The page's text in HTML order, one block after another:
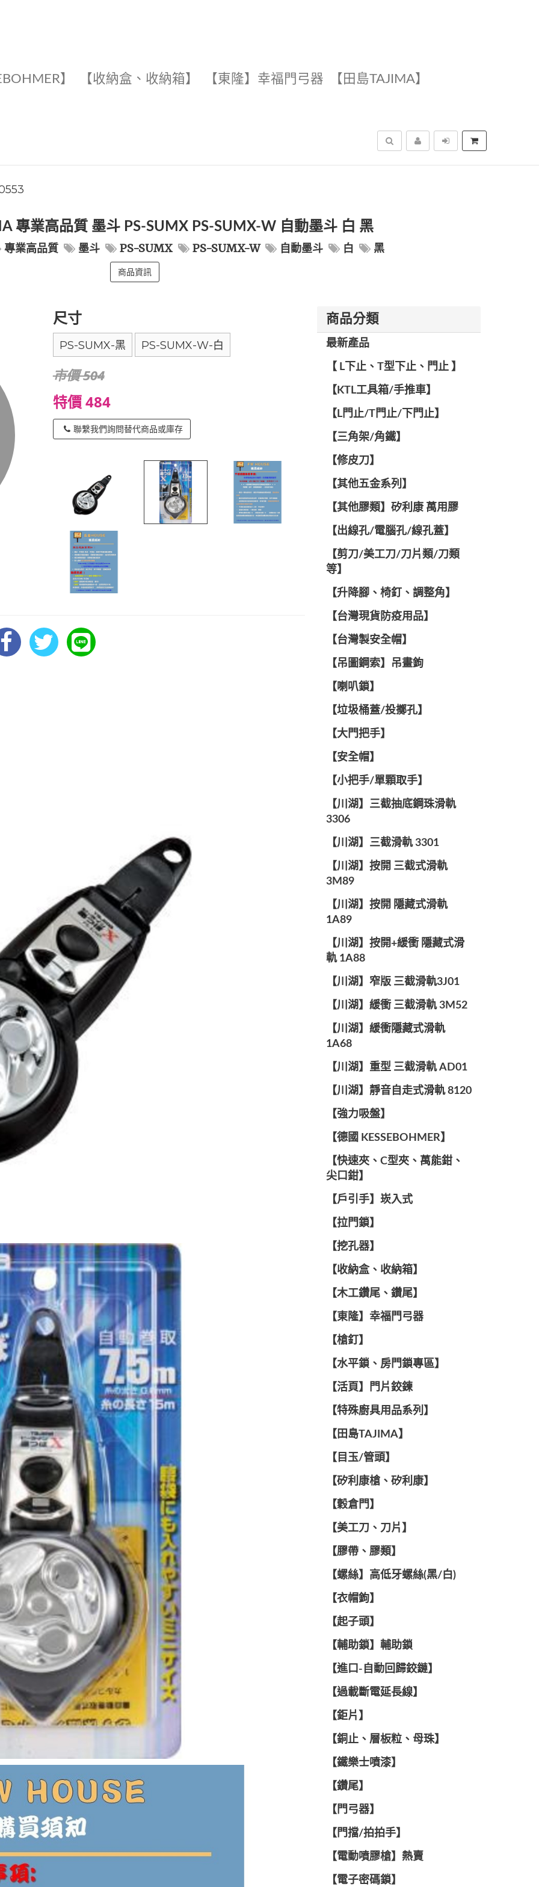
】 【收納盒、收納箱】 【東隆】幸福門弓器 【田島TAJIMA】
搜尋
專業高品質 墨斗 PS-SUMX PS-SUMX-W 自動墨斗 白 黑
專業高品質 墨斗 PS-SUMX PS-SUMX-W 自動墨斗 白 黑
商品資訊
尺寸
PS-SUMX-黑 PS-SUMX-W-白
市價 504
特價 484
聯繫我們詢問替代商品或庫存
商品分類
最新產品
【 L下止、T型下止、門止 】
【KTL工具箱/手推車】
【L門止/T門止/下門止】
【三角架/角鐵】
【修皮刀】
【其他五金系列】
【其他膠類】矽利康 萬用膠
【出線孔/電腦孔/線孔蓋】
【剪刀/美工刀/刀片類/刀類
等】
【升降腳、椅釘、調整角】
【台灣現貨防疫用品】
【台灣製安全帽】
【吊圖鋼索】吊畫鉤
【喇叭鎖】
【垃圾桶蓋/投擲孔】
【大門把手】
【安全帽】
【小把手/單顆取手】
【川湖】三截抽底鋼珠滑軌
3306
【川湖】三截滑軌 3301
【川湖】按開 三截式滑軌
3M89
【川湖】按開 隱藏式滑軌
1A89
【川湖】按開+緩衝 隱藏式滑
軌 1A88
【川湖】窄版 三截滑軌3J01
【川湖】緩衝 三截滑軌 3M52
【川湖】緩衝隱藏式滑軌
1A68
【川湖】重型 三截滑軌 AD01
【川湖】靜音自走式滑軌 8120
【強力吸盤】
【德國 KESSEBOHMER】
【快速夾、C型夾、萬能鉗、
尖口鉗】
【戶引手】崁入式
【拉門鎖】
【挖孔器】
【收納盒、收納箱】
【木工鑽尾、鑽尾】
【東隆】幸福門弓器
【槍釘】
【水平鎖、房門鎖專區】
【活頁】門片鉸鍊
【特殊廚具用品系列】
【田島TAJIMA】
【目玉/管頭】
【矽利康槍、矽利康】
【穀倉門】
【美工刀、刀片】
【膠帶、膠類】
【螺絲】高低牙螺絲(黑/白)
【衣帽鉤】
【起子頭】
【輔助鎖】輔助鎖
【進口-自動回歸鉸鏈】
【過載斷電延長線】
【鉅片】
【銅止、層板粒、母珠】
【鐵樂士噴漆】
【鑽尾】
【門弓器】
【門擋/拍拍手】
【電動噴膠槍】熱賣
【電子密碼鎖】